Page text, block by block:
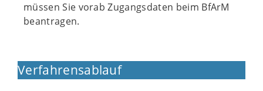
müssen Sie vorab Zugangsdaten beim BfArM
beantragen.
Verfahrensablauf